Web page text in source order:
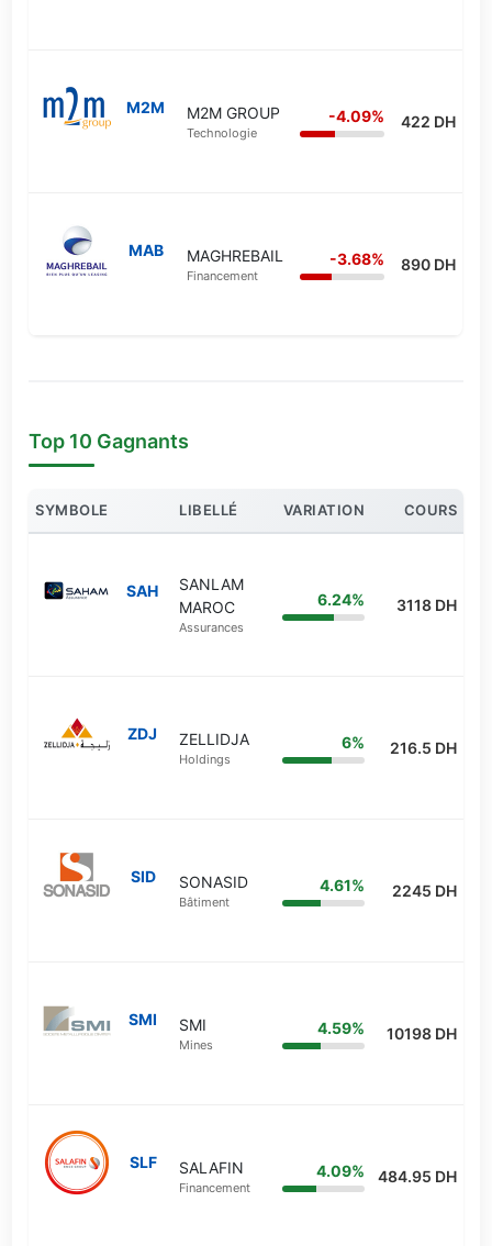
M2M M2M GROUP
Technologie
-4.09% 422 DH
MAB MAGHREBAIL
Financement
-3.68% 890 DH
Top 10 Gagnants
SYMBOLE LIBELLÉ VARIATION COURS
SAH
SANLAM
MAROC
Assurances
6.24% 3118 DH
ZDJ ZELLIDJA
Holdings
6% 216.5 DH
SID SONASID
Bâtiment
4.61% 2245 DH
SMI SMI
Mines
4.59% 10198 DH
SLF SALAFIN
Financement
4.09% 484.95 DH